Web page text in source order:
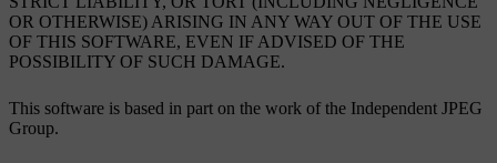
OR OTHERWISE) ARISING IN ANY WAY OUT OF THE USE
OF THIS SOFTWARE, EVEN IF ADVISED OF THE
POSSIBILITY OF SUCH DAMAGE.
This software is based in part on the work of the Independent JPEG
Group.